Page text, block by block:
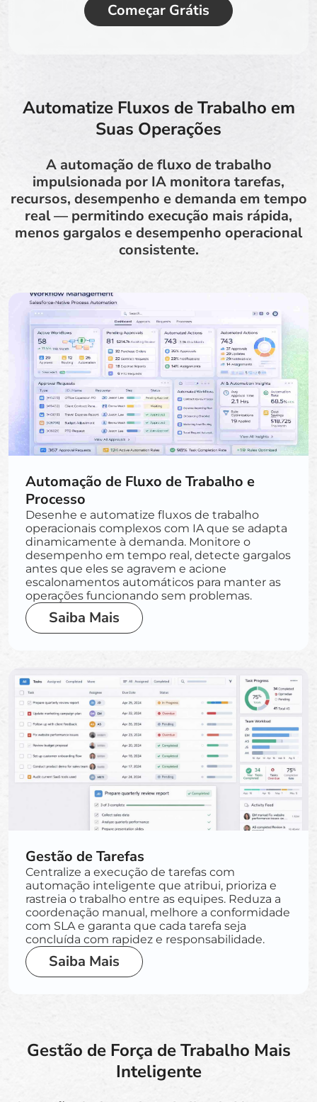
Começar Grátis
Automatize Fluxos de Trabalho em
Suas Operações
A automação de fluxo de trabalho
impulsionada por IA monitora tarefas,
recursos, desempenho e demanda em tempo
real — permitindo execução mais rápida,
menos gargalos e desempenho operacional
consistente.
Automação de Fluxo de Trabalho e
Processo
Desenhe e automatize fluxos de trabalho
operacionais complexos com IA que se adapta
dinamicamente à demanda. Monitore o
desempenho em tempo real, detecte gargalos
antes que eles se agravem e acione
escalonamentos automáticos para manter as
operações funcionando sem problemas.
Saiba Mais
Gestão de Tarefas
Centralize a execução de tarefas com
automação inteligente que atribui, prioriza e
rastreia o trabalho entre as equipes. Reduza a
coordenação manual, melhore a conformidade
com SLA e garanta que cada tarefa seja
concluída com rapidez e responsabilidade.
Saiba Mais
Gestão de Força de Trabalho Mais
Inteligente